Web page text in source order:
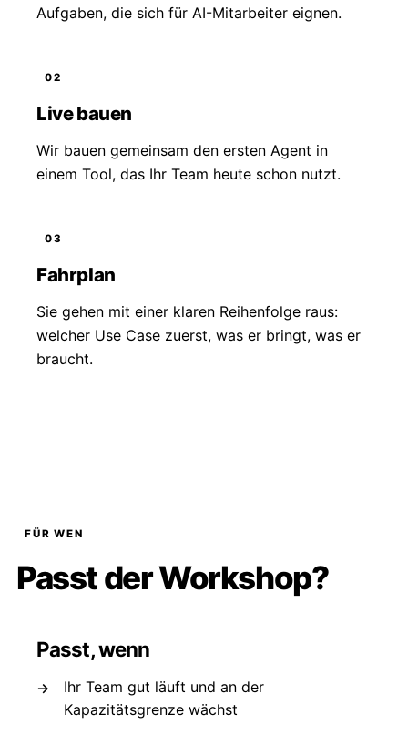
Aufgaben, die sich für AI-Mitarbeiter eignen.
02
Live bauen
Wir bauen gemeinsam den ersten Agent in
einem Tool, das Ihr Team heute schon nutzt.
03
Fahrplan
Sie gehen mit einer klaren Reihenfolge raus:
welcher Use Case zuerst, was er bringt, was er
braucht.
FÜR WEN
Passt der Workshop?
Passt, wenn
Ihr Team gut läuft und an der
Kapazitätsgrenze wächst